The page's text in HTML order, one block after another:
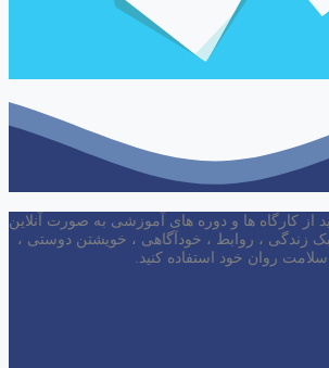
از کارگاه ها و دوره های آموزشی به صورت آنلاین
زندگی ، روابط ، خودآگاهی ، خویشتن دوستی ،
روان خود استفاده کنید.